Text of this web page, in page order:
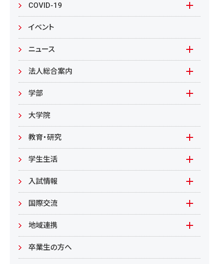
COVID-19
本学の対応
在学生の皆様へ
来学される皆様へ
イベント
ニュース
報道資料
基本情報
法人総合案内
入札情報
教職員募集
教職員募集（教員）
学部
文学部
日文
英米
環境資源
居住環境
食健康
大学院
教育・研究
教育
地域連携型学生研究(旧学生GP)
もやいすと育成プログラム
学生生活
在学生の方へ
入試情報
入試情報(学部)
入試情報(大学院)
国際交流
Global Lounge
地域連携
公開講座
卒業生の方へ